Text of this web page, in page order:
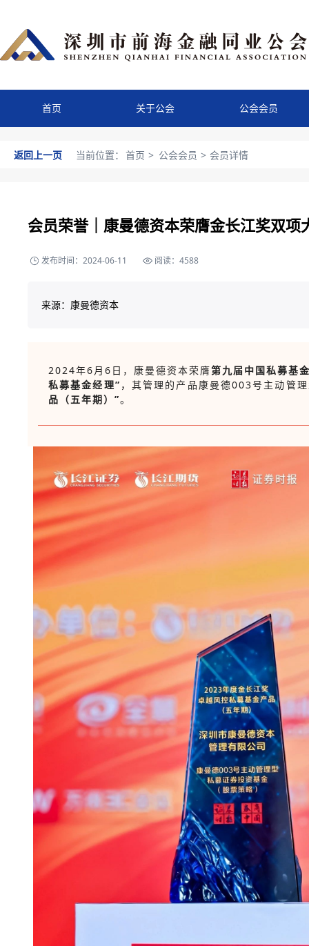
首页 关于公会 公会会员
返回上一页 当前位置： 首页 > 公会会员 > 会员详情
会员荣誉｜康曼德资本荣膺金长江奖双项
发布时间：2024-06-11 阅读：4588
来源：康曼德资本
2024年6月6日， 康曼德资本荣膺第九届中国私募基
私募基金经理” ，其管理的产品 康曼德003号主动管
品（五年期）”。